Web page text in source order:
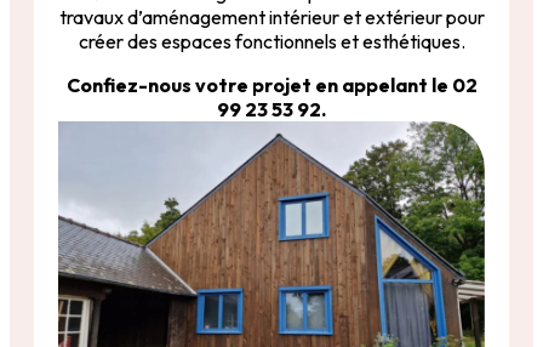
travaux d’aménagement intérieur et extérieur pour
créer des espaces fonctionnels et esthétiques.
Confiez-nous votre projet en appelant le 02
99 23 53 92.